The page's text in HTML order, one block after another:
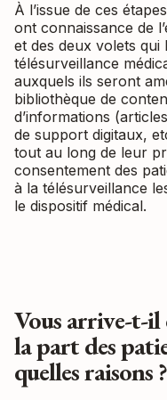
À l’issue de ces
ont connaissance de
et des deux volets qui
télésurveillance
auxquels ils seront
bibliothèque de
d’informations
de support digitaux,
tout au long de leur
consentement des
à la télésurveillance
le dispositif médical.
Vous arrive-t-il
la part des
quelles raisons ?